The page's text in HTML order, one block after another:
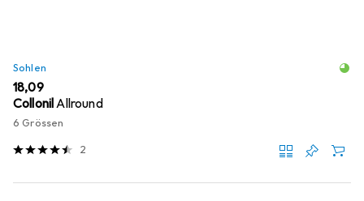
Sohlen
EUR
18,09
CollonilAllround
6 Grössen
2